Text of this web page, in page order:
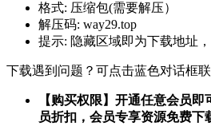
格式: 压缩包(需要解压）
解压码: way29.top
提示: 隐藏区域即为下载地址
下载遇到问题？可点击蓝色对话框
【购买权限】开通任意会员
员折扣，会员专享资源免费下